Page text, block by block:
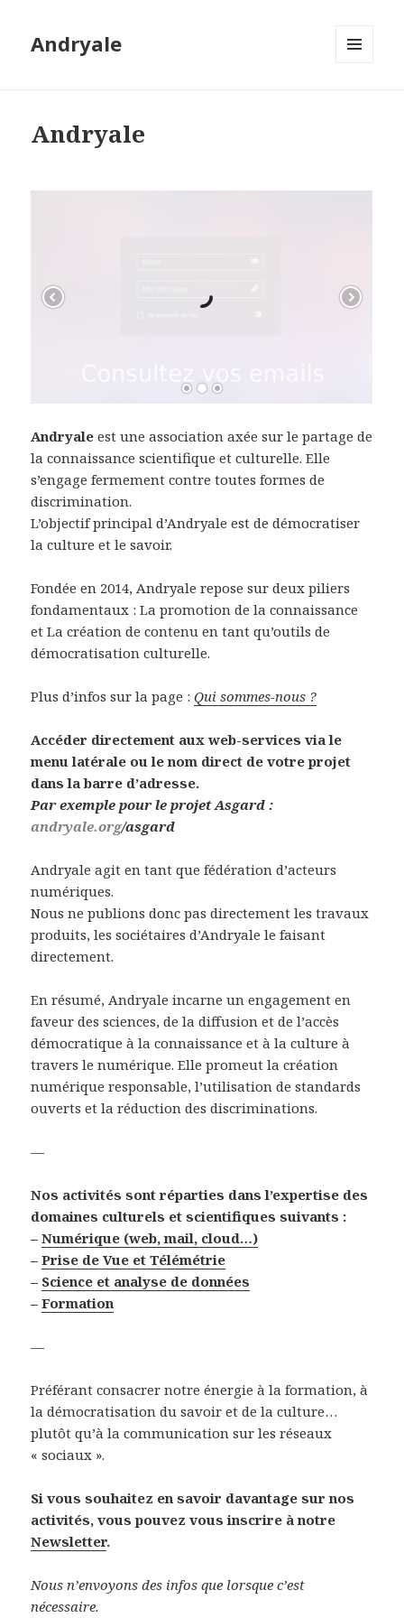
Andryale
Andryale
Andryale est une association axée sur le partage de
la connaissance scientifique et culturelle. Elle
s’engage fermement contre toutes formes de
discrimination.
L’objectif principal d’Andryale est de démocratiser
la culture et le savoir.
Fondée en 2014, Andryale repose sur deux piliers
fondamentaux : La promotion de la connaissance
et La création de contenu en tant qu’outils de
démocratisation culturelle.
Plus d’infos sur la page :Qui sommes-nous ?
Accéder directement aux web-services via le
menu latérale ou le nom direct de votre projet
dans la barre d’adresse.
Par exemple pour le projet Asgard :
andryale.org/asgard
Andryale agit en tant que fédération d’acteurs
numériques.
Nous ne publions donc pas directement les travaux
produits, les sociétaires d’Andryale le faisant
directement.
En résumé, Andryale incarne un engagement en
faveur des sciences, de la diffusion et de l’accès
démocratique à la connaissance et à la culture à
travers le numérique. Elle promeut la création
numérique responsable, l’utilisation de standards
ouverts et la réduction des discriminations.
—
Nos activités sont réparties dans l’expertise des
domaines culturels et scientifiques suivants :
–Numérique (web, mail, cloud…)
–Prise de Vue et Télémétrie
– Science et analyse de données
–Formation
—
Préférant consacrer notre énergie à la formation, à
la démocratisation du savoir et de la culture…
plutôt qu’à la communication sur les réseaux
« sociaux ».
Si vous souhaitez en savoir davantage sur nos
activités, vous pouvez vous inscrire à notre
Newsletter.
Nous n’envoyons des infos que lorsque c’est
nécessaire.